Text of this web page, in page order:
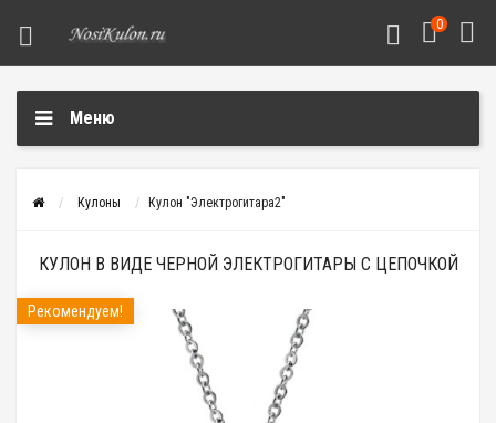
0
Меню
Кулоны Кулон "Электрогитара2"
КУЛОН В ВИДЕ ЧЕРНОЙ ЭЛЕКТРОГИТАРЫ С ЦЕПОЧКОЙ
Рекомендуем!